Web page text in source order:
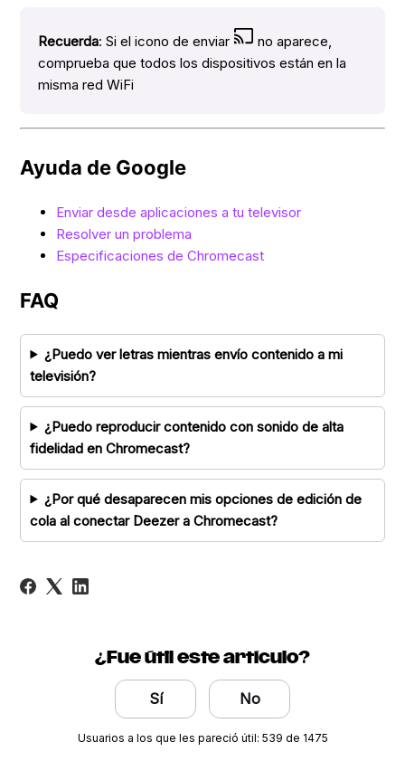
Recuerda: Si el icono de enviar
no aparece,
comprueba que todos los dispositivos están en la
misma red WiFi
Ayuda de Google
Enviar desde aplicaciones a tu televisor
Resolver un problema
Especificaciones de Chromecast
FAQ
¿Puedo ver letras mientras envío contenido a mi
televisión?
¿Puedo reproducir contenido con sonido de alta
fidelidad en Chromecast?
¿Por qué desaparecen mis opciones de edición de
cola al conectar Deezer a Chromecast?
¿Fue útil este artículo?
Sí No
Usuarios a los que les pareció útil: 539 de 1475